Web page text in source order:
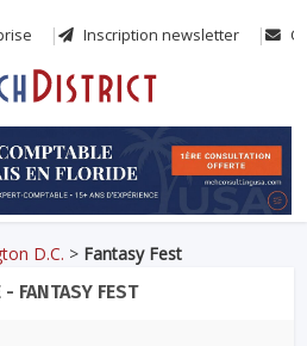
Inscription newsletter
D.C. > Fantasy Fest
- FANTASY FEST